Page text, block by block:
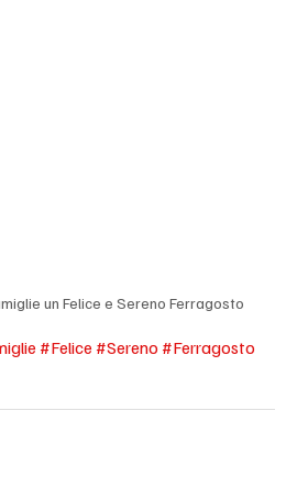
un Felice e Sereno Ferragosto
#Felice #Sereno #Ferragosto